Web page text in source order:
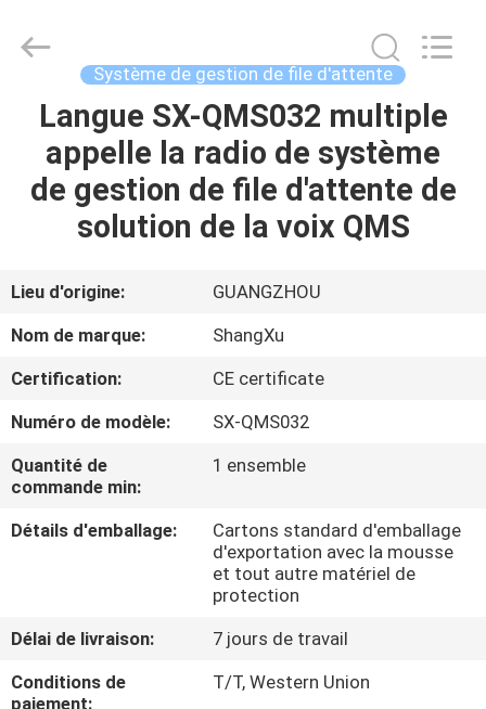
MAISON
PRODUITS
SUJET
DE
NOUS
VISITE
D'USINE
CONTRÔLE
CONTACTEZ-
Technology
Co.,Ltd.
Reserved.
Système de gestion de file d'attente
Langue SX-QMS032 multiple
appelle la radio de système
de gestion de file d'attente de
solution de la voix QMS
Lieu d'origine:
GUANGZHOU
Nom de marque:
ShangXu
Certification:
CE certificate
Numéro de modèle:
SX-QMS032
Quantité de
commande min:
1 ensemble
Détails d'emballage:
Cartons standard d'emballage
d'exportation avec la mousse
et tout autre matériel de
protection
Délai de livraison:
7 jours de travail
Conditions de
paiement:
T/T, Western Union